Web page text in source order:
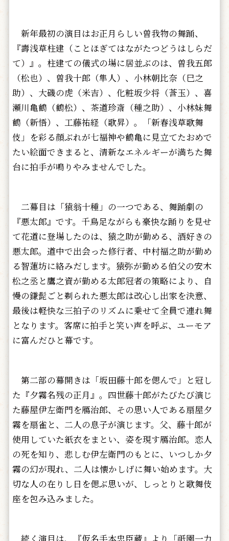
新年最初の演目はお正月らしい曽我物の舞踊、
『壽浅草柱建（ことほぎてはながたつどうはしらだ
て）』。柱建ての儀式の場に居並ぶのは、曽我五郎
（松也）、曽我十郎（隼人）、小林朝比奈（巳之
助）、大磯の虎（米吉）、化粧坂少将（莟玉）、喜
瀬川亀鶴（鶴松）、茶道珍斎（種之助）、小林妹舞
鶴（新悟）、工藤祐経（歌昇）。「新春浅草歌舞
伎」を彩る顔ぶれが七福神や鶴亀に見立てたおめで
たい絵面できまると、清新なエネルギーが満ちた舞
台に拍手が鳴りやみませんでした。
二幕目は「猿翁十種」の一つである、舞踊劇の
『悪太郎』です。千鳥足ながらも豪快な踊りを見せ
て花道に登場したのは、猿之助が勤める、酒好きの
悪太郎。道中で出会った修行者、中村福之助が勤め
る智蓮坊に絡みだします。猿弥が勤める伯父の安木
松之丞と鷹之資が勤める太郎冠者の策略により、自
慢の鎌髭ごと剃られた悪太郎は改心し出家を決意、
最後は軽快な三拍子のリズムに乗せて全員で連れ舞
となります。客席に拍手と笑い声を呼ぶ、ユーモア
に富んだひと幕です。
第二部の幕開きは「坂田藤十郎を偲んで」と冠し
た『夕霧名残の正月』。四世藤十郎がたびたび演じ
た藤屋伊左衛門を鴈治郎、その思い人である扇屋夕
霧を扇雀と、二人の息子が演じます。父、藤十郎が
使用していた紙衣をまとい、姿を現す鴈治郎。恋人
の死を知り、悲しむ伊左衛門のもとに、いつしか夕
霧の幻が現れ、二人は懐かしげに舞い始めます。大
切な人の在りし日を偲ぶ思いが、しっとりと歌舞伎
座を包み込みました。
続く演目は、『仮名手本忠臣蔵』より「祇園一力